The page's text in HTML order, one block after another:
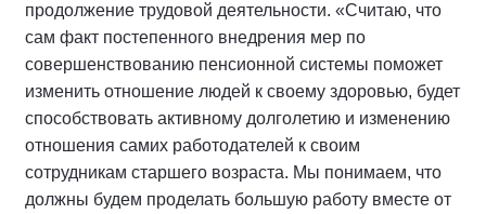
продолжение трудовой деятельности. «Считаю, что
сам факт постепенного внедрения мер по
совершенствованию пенсионной системы поможет
изменить отношение людей к своему здоровью, будет
способствовать активному долголетию и изменению
отношения самих работодателей к своим
сотрудникам старшего возраста. Мы понимаем, что
должны будем проделать большую работу вместе от